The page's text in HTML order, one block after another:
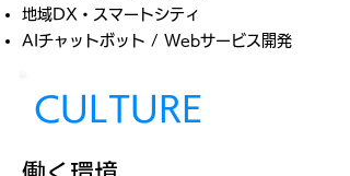
地域DX・スマートシティ
AIチャットボット / Webサービス開発
CULTURE